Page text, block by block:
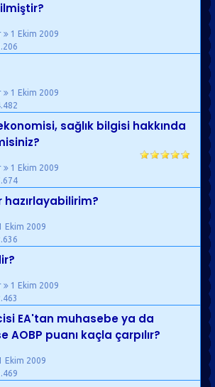
1 Ekim 2009
1 Ekim 2009
sağlık bilgisi hakkında
1 Ekim 2009
hazırlayabilirim?
Ekim 2009
1 Ekim 2009
EA'tan muhasebe ya da
AOBP puanı kaçla çarpılır?
Ekim 2009